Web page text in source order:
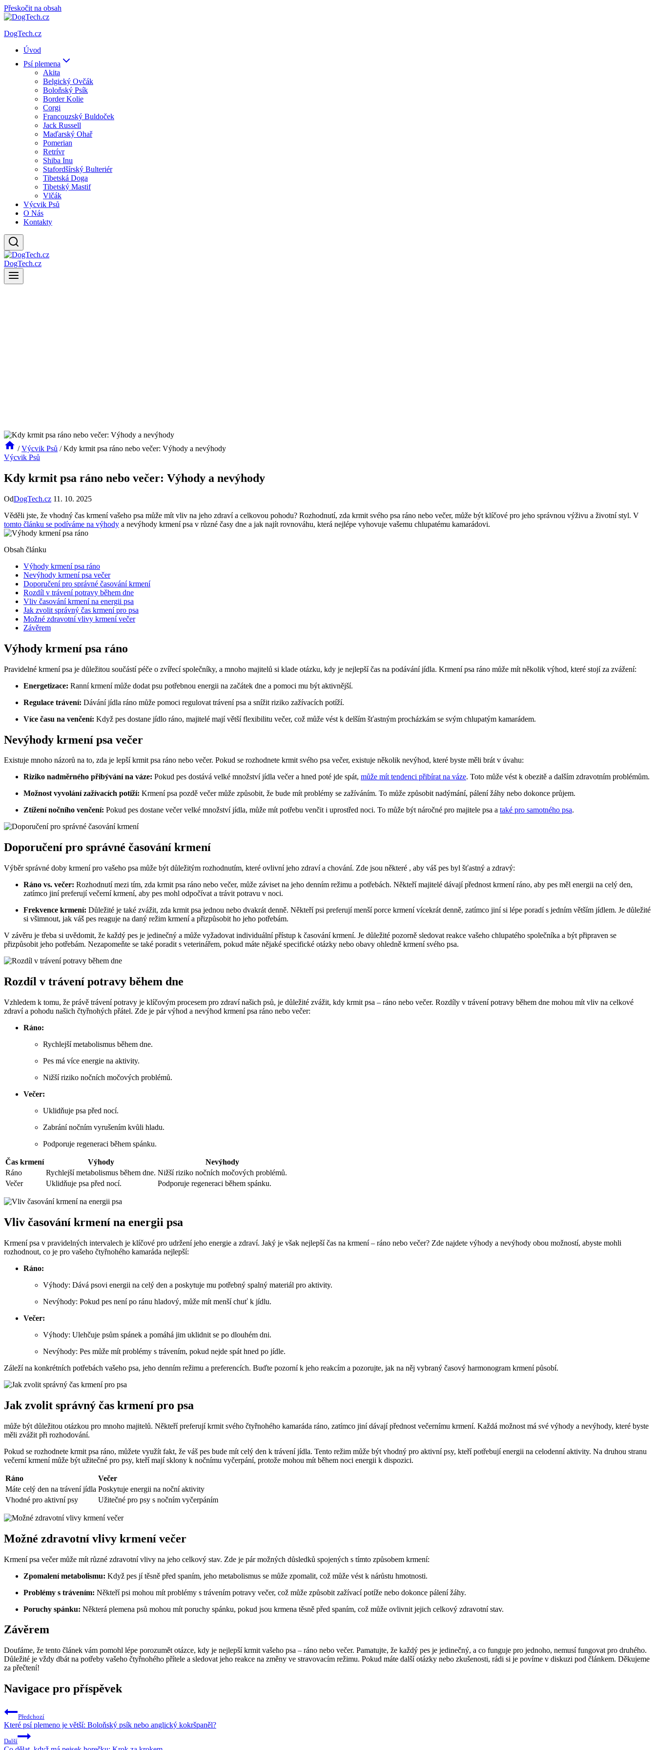
Přeskočit na obsah
DogTech.cz
Úvod
Psí plemena
Akita
Belgický Ovčák
Boloňský Psík
Border Kolie
Corgi
Francouzský Buldoček
Jack Russell
Maďarský Ohař
Pomerian
Retrívr
Shiba Inu
Stafordšírský Bulteriér
Tibetská Doga
Tibetský Mastif
Vlčák
Výcvik Psů
O Nás
Kontakty
DogTech.cz
/ Výcvik Psů / Kdy krmit psa ráno nebo večer: Výhody a nevýhody
Výcvik Psů
Kdy krmit psa ráno nebo večer: Výhody a nevýhody
OdDogTech.cz 11. 10. 2025
Věděli jste, že vhodný čas krmení vašeho psa může mít vliv na jeho zdraví a celkovou pohodu? Rozhodnutí, zda krmit svého psa ráno nebo večer, může být klíčové pro jeho správnou výživu a životní styl. V
tomto článku se podíváme na výhody a nevýhody krmení psa v různé časy dne a jak najít rovnováhu, která nejlépe vyhovuje vašemu chlupatému kamarádovi.
Obsah článku
Výhody krmení psa ráno
Nevýhody krmení psa večer
Doporučení pro správné časování krmení
Rozdíl v trávení potravy během dne
Vliv časování krmení na energii psa
Jak zvolit správný čas krmení pro psa
Možné zdravotní vlivy krmení večer
Závěrem
Výhody krmení psa ráno
Pravidelné krmení psa je důležitou součástí péče o zvířecí společníky, a mnoho majitelů si klade otázku, kdy je nejlepší čas na podávání jídla. Krmení psa ráno může mít několik výhod, které stojí za zvážení:
Energetizace: Ranní krmení může dodat psu potřebnou energii na začátek dne a pomoci mu být aktivnější.
Regulace trávení: Dávání jídla ráno může pomoci regulovat trávení psa a snížit riziko zažívacích potíží.
Více času na venčení: Když pes dostane jídlo ráno, majitelé mají větší flexibilitu večer, což může vést k delším šťastným procházkám se svým chlupatým kamarádem.
Nevýhody krmení psa večer
Existuje mnoho názorů na to, zda je lepší krmit psa ráno nebo večer. Pokud se rozhodnete krmit svého psa večer, existuje několik nevýhod, které byste měli brát v úvahu:
Riziko nadměrného přibývání na váze: Pokud pes dostává velké množství jídla večer a hned poté jde spát, může mít tendenci přibírat na váze. Toto může vést k obezitě a dalším zdravotním problémům.
Možnost vyvolání zažívacích potíží: Krmení psa pozdě večer může způsobit, že bude mít problémy se zažíváním. To může způsobit nadýmání, pálení žáhy nebo dokonce průjem.
Ztížení nočního venčení: Pokud pes dostane večer velké množství jídla, může mít potřebu venčit i uprostřed noci. To může být náročné pro majitele psa a také pro samotného psa.
Doporučení pro správné časování krmení
Výběr správné doby krmení pro vašeho psa může být důležitým rozhodnutím, které ovlivní jeho zdraví a chování. Zde jsou některé , aby váš pes byl šťastný a zdravý:
Ráno vs. večer: Rozhodnutí mezi tím, zda krmit psa ráno nebo večer, může záviset na jeho denním režimu a potřebách. Někteří majitelé dávají přednost krmení ráno, aby pes měl energii na celý den,
zatímco jiní preferují večerní krmení, aby pes mohl odpočívat a trávit potravu v noci.
Frekvence krmení: Důležité je také zvážit, zda krmit psa jednou nebo dvakrát denně. Někteří psi preferují menší porce krmení vícekrát denně, zatímco jiní si lépe poradí s jedním větším jídlem. Je důležité
si všimnout, jak váš pes reaguje na daný režim krmení a přizpůsobit ho jeho potřebám.
V závěru je třeba si uvědomit, že každý pes je jedinečný a může vyžadovat individuální přístup k časování krmení. Je důležité pozorně sledovat reakce vašeho chlupatého společníka a být připraven se
přizpůsobit jeho potřebám. Nezapomeňte se také poradit s veterinářem, pokud máte nějaké specifické otázky nebo obavy ohledně krmení svého psa.
Rozdíl v trávení potravy během dne
Vzhledem k tomu, že právě trávení potravy je klíčovým procesem pro zdraví našich psů, je důležité zvážit, kdy krmit psa – ráno nebo večer. Rozdíly v trávení potravy během dne mohou mít vliv na celkové
zdraví a pohodu našich čtyřnohých přátel. Zde je pár výhod a nevýhod krmení psa ráno nebo večer:
Ráno:
Rychlejší metabolismus během dne.
Pes má více energie na aktivity.
Nižší riziko nočních močových problémů.
Večer:
Uklidňuje psa před nocí.
Zabrání nočním vyrušením kvůli hladu.
Podporuje regeneraci během spánku.
Čas krmení Výhody
Nevýhody
Ráno
Rychlejší metabolismus během dne. Nižší riziko nočních močových problémů.
Večer
Uklidňuje psa před nocí. Podporuje regeneraci během spánku.
Vliv časování krmení na energii psa
Krmení psa v pravidelných intervalech je klíčové pro udržení jeho energie a zdraví. Jaký je však nejlepší čas na krmení – ráno nebo večer? Zde najdete výhody a nevýhody obou možností, abyste mohli
rozhodnout, co je pro vašeho čtyřnohého kamaráda nejlepší:
Ráno:
Výhody: Dává psovi energii na celý den a poskytuje mu potřebný spalný materiál pro aktivity.
Nevýhody: Pokud pes není po ránu hladový, může mít menší chuť k jídlu.
Večer:
Výhody: Ulehčuje psům spánek a pomáhá jim uklidnit se po dlouhém dni.
Nevýhody: Pes může mít problémy s trávením, pokud nejde spát hned po jídle.
Záleží na konkrétních potřebách vašeho psa, jeho denním režimu a preferencích. Buďte pozorní k jeho reakcím a pozorujte, jak na něj vybraný časový harmonogram krmení působí.
Jak zvolit správný čas krmení pro psa
může být důležitou otázkou pro mnoho majitelů. Někteří preferují krmit svého čtyřnohého kamaráda ráno, zatímco jiní dávají přednost večernímu krmení. Každá možnost má své výhody a nevýhody, které byste
měli zvážit při rozhodování.
Pokud se rozhodnete krmit psa ráno, můžete využít fakt, že váš pes bude mít celý den k trávení jídla. Tento režim může být vhodný pro aktivní psy, kteří potřebují energii na celodenní aktivity. Na druhou stranu
večerní krmení může být užitečné pro psy, kteří mají sklony k nočnímu vyčerpání, protože mohou mít během noci energii k dispozici.
Ráno
Večer
Máte celý den na trávení jídla Poskytuje energii na noční aktivity
Vhodné pro aktivní psy
Užitečné pro psy s nočním vyčerpáním
Možné zdravotní vlivy krmení večer
Krmení psa večer může mít různé zdravotní vlivy na jeho celkový stav. Zde je pár možných důsledků spojených s tímto způsobem krmení:
Zpomalení metabolismu: Když pes jí těsně před spaním, jeho metabolismus se může zpomalit, což může vést k nárůstu hmotnosti.
Problémy s trávením: Někteří psi mohou mít problémy s trávením potravy večer, což může způsobit zažívací potíže nebo dokonce pálení žáhy.
Poruchy spánku: Některá plemena psů mohou mít poruchy spánku, pokud jsou krmena těsně před spaním, což může ovlivnit jejich celkový zdravotní stav.
Závěrem
Doufáme, že tento článek vám pomohl lépe porozumět otázce, kdy je nejlepší krmit vašeho psa – ráno nebo večer. Pamatujte, že každý pes je jedinečný, a co funguje pro jednoho, nemusí fungovat pro druhého.
Důležité je vždy dbát na potřeby vašeho čtyřnohého přítele a sledovat jeho reakce na změny ve stravovacím režimu. Pokud máte další otázky nebo zkušenosti, rádi si je povíme v diskuzi pod článkem. Děkujeme
za přečtení!
Navigace pro příspěvek
Předchozí
Které psí plemeno je větší: Boloňský psík nebo anglický kokršpaněl?
Další